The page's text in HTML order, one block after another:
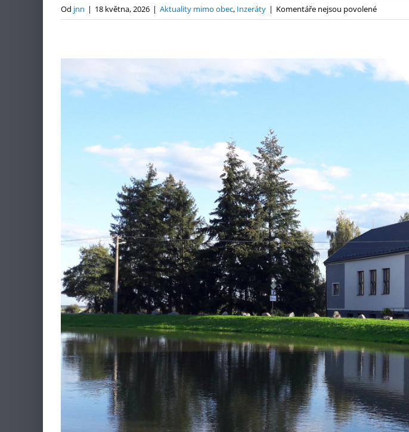
Od jnn | 18 května, 2026 | Aktuality mimo obec, Inzeráty | Komentáře nejsou povolenéu
textu
vody